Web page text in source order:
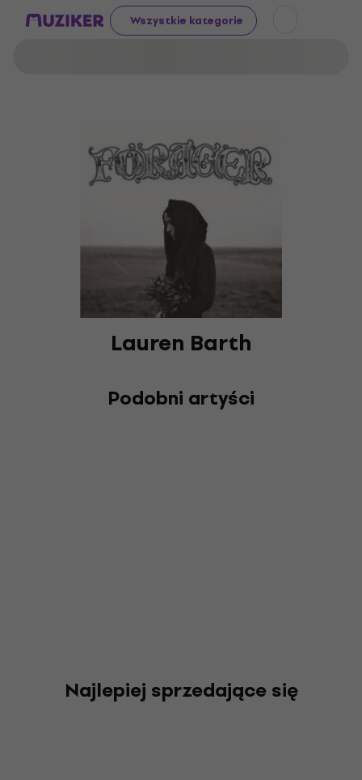
Wszystkie kategorie
Lauren Barth
Podobni artyści
Najlepiej sprzedające się